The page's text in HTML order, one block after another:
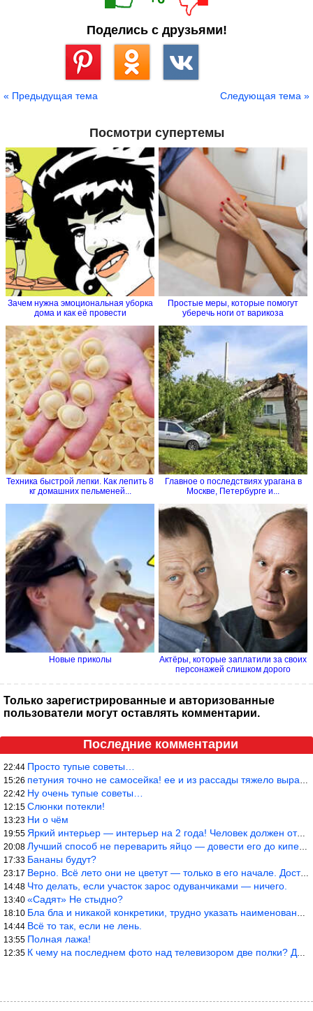
Поделись с друзьями!
« Предыдущая тема Следующая тема »
Посмотри супертемы
Зачем нужна эмоциональная уборка
дома и как её провести
Простые меры, которые помогут
уберечь ноги от варикоза
Техника быстрой лепки. Как лепить 8
кг домашних пельменей...
Главное о последствиях урагана в
Москве, Петербурге и...
Новые приколы
Актёры, которые заплатили за своих
персонажей слишком дорого
Только зарегистрированные и авторизованные
пользователи могут оставлять комментарии.
Последние комментарии
22:44 Просто тупые советы…
15:26 петуния точно не самосейка! ее и из рассады тяжело вырастить!
22:42 Ну очень тупые советы…
12:15 Слюнки потекли!
13:23 Ни о чём
19:55 Яркий интерьер — интерьер на 2 года! Человек должен отдыхать в с
20:08 Лучший способ не переварить яйцо — довести его до кипения и выкл
17:33 Бананы будут?
23:17 Верно. Всё лето они не цветут — только в его начале. Достаточно
14:48 Что делать, если участок зарос одуванчиками — ничего.
13:40 «Садят» Не стыдно?
18:10 Бла бла и никакой конкретики, трудно указать наименование рекоме
14:44 Всё то так, если не лень.
13:55 Полная лажа!
12:35 К чему на последнем фото над телевизором две полки? Делают интер